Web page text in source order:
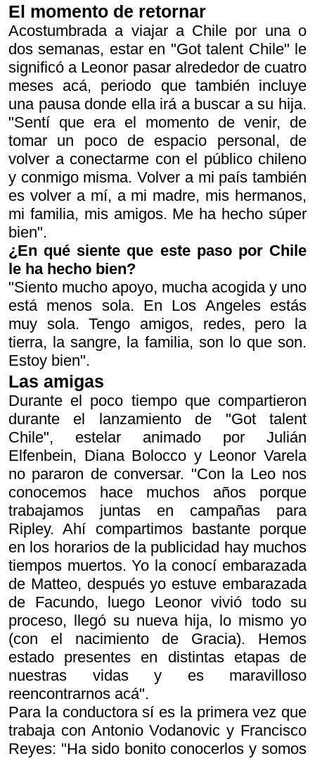
El momento de retornar
Acostumbrada a viajar a Chile por una o
dos semanas, estar en "Got talent Chile" le
significó a Leonor pasar alrededor de cuatro
meses acá, periodo que también incluye
una pausa donde ella irá a buscar a su hija.
"Sentí que era el momento de venir, de
tomar un poco de espacio personal, de
volver a conectarme con el público chileno
y conmigo misma. Volver a mi país también
es volver a mí, a mi madre, mis hermanos,
mi familia, mis amigos. Me ha hecho súper
bien".
¿En qué siente que este paso por Chile
le ha hecho bien?
"Siento mucho apoyo, mucha acogida y uno
está menos sola. En Los Angeles estás
muy sola. Tengo amigos, redes, pero la
tierra, la sangre, la familia, son lo que son.
Estoy bien".
Las amigas
Durante el poco tiempo que compartieron
durante el lanzamiento de "Got talent
Chile", estelar animado por Julián
Elfenbein, Diana Bolocco y Leonor Varela
no pararon de conversar. "Con la Leo nos
conocemos hace muchos años porque
trabajamos juntas en campañas para
Ripley. Ahí compartimos bastante porque
en los horarios de la publicidad hay muchos
tiempos muertos. Yo la conocí embarazada
de Matteo, después yo estuve embarazada
de Facundo, luego Leonor vivió todo su
proceso, llegó su nueva hija, lo mismo yo
(con el nacimiento de Gracia). Hemos
estado presentes en distintas etapas de
nuestras vidas y es maravilloso
reencontrarnos acá".
Para la conductora sí es la primera vez que
trabaja con Antonio Vodanovic y Francisco
Reyes: "Ha sido bonito conocerlos y somos